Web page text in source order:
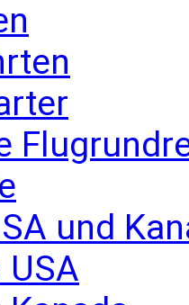
und
USA